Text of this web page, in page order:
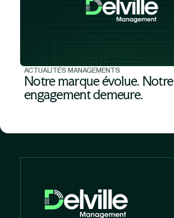
ACTUALITÉS MANAGEMENTS
Notre marque évolue. Notre
engagement demeure.